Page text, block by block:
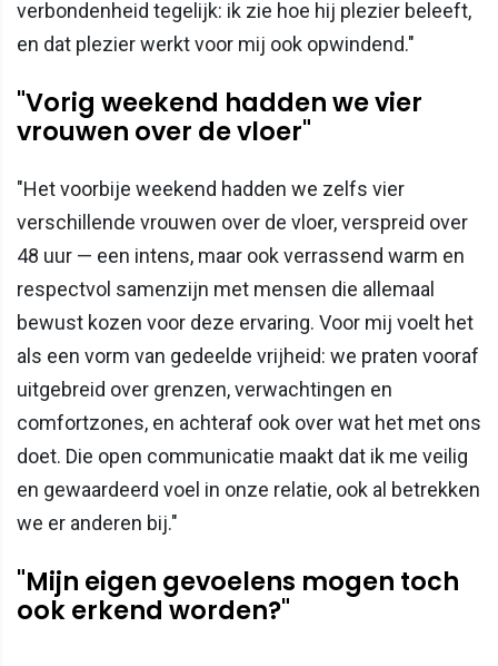
verbondenheid tegelijk: ik zie hoe hij plezier beleeft,
en dat plezier werkt voor mij ook opwindend."
"Vorig weekend hadden we vier
vrouwen over de vloer"
"Het voorbije weekend hadden we zelfs vier
verschillende vrouwen over de vloer, verspreid over
48 uur — een intens, maar ook verrassend warm en
respectvol samenzijn met mensen die allemaal
bewust kozen voor deze ervaring. Voor mij voelt het
als een vorm van gedeelde vrijheid: we praten vooraf
uitgebreid over grenzen, verwachtingen en
comfortzones, en achteraf ook over wat het met ons
doet. Die open communicatie maakt dat ik me veilig
en gewaardeerd voel in onze relatie, ook al betrekken
we er anderen bij."
"Mijn eigen gevoelens mogen toch
ook erkend worden?"